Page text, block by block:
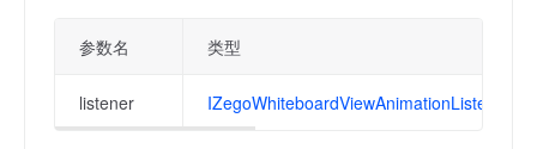
参数名 类型
listener IZegoWhiteboardViewAnimationListener